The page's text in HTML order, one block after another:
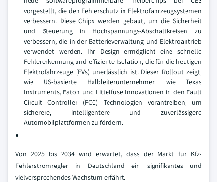
vorgestellt, die den Fehlerschutz in Elektrofahrzeugsystemen
verbessern. Diese Chips werden gebaut, um die Sicherheit
und Steuerung in Hochspannungs-Abschaltkreisen zu
verbessern, die in der Batterieverwaltung und Elektroantrieb
verwendet werden. Ihr Design ermöglicht eine schnelle
Fehlererkennung und effiziente Isolation, die für die heutigen
Elektrofahrzeuge (EVs) unerlässlich ist. Dieser Rollout zeigt,
wie US-basierte Halbleiterunternehmen wie Texas
Instruments, Eaton und Littelfuse Innovationen in den Fault
Circuit Controller (FCC) Technologien vorantreiben, um
sicherere, intelligentere und zuverlässigere
Automobilplattformen zu fördern.
Von 2025 bis 2034 wird erwartet, dass der Markt für Kfz-
Fehlerstromregler in Deutschland ein signifikantes und
vielversprechendes Wachstum erfährt.